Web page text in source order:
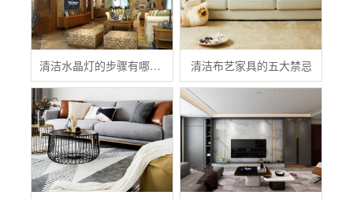
清洁水晶灯的步骤有哪些？ 清洁布艺家具的五大禁忌